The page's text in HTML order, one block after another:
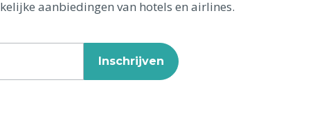
aanbiedingen van hotels en airlines.
Inschrijven